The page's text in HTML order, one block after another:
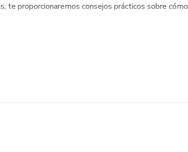
te proporcionaremos consejos prácticos sobre cómo